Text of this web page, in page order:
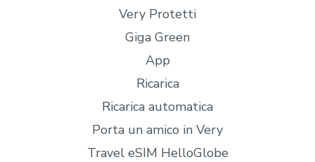
Very Protetti
Giga Green
App
Ricarica
Ricarica automatica
Porta un amico in Very
Travel eSIM HelloGlobe